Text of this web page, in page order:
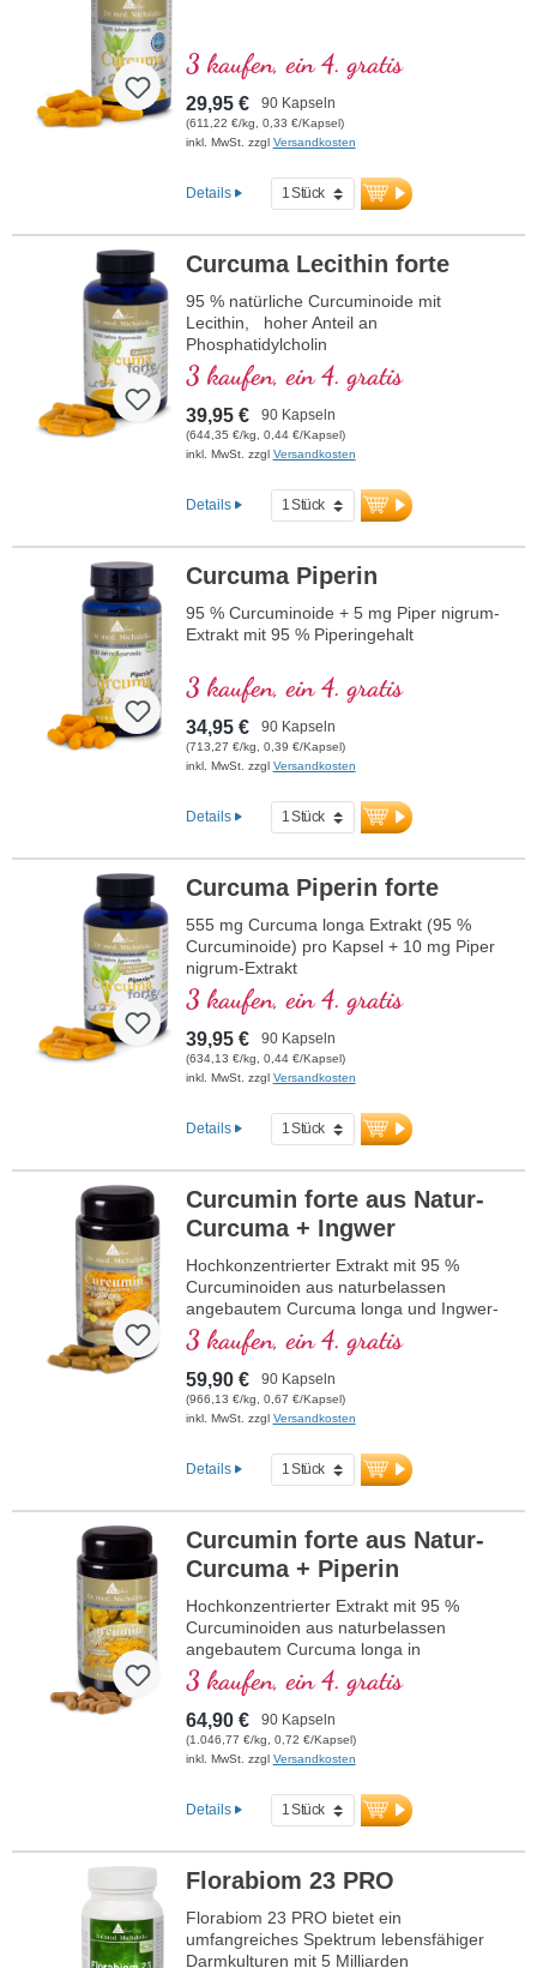
3 kaufen, ein 4. gratis
29,95 € 90 Kapseln
(611,22 €/kg, 0,33 €/Kapsel)
inkl. MwSt. zzgl Versandkosten
Details
Curcuma Lecithin forte
95 % natürliche Curcuminoide mit
Lecithin, hoher Anteil an
Phosphatidylcholin
3 kaufen, ein 4. gratis
39,95 € 90 Kapseln
(644,35 €/kg, 0,44 €/Kapsel)
inkl. MwSt. zzgl Versandkosten
Details
Curcuma Piperin
95 % Curcuminoide + 5 mg Piper nigrum-
Extrakt mit 95 % Piperingehalt
3 kaufen, ein 4. gratis
34,95 € 90 Kapseln
(713,27 €/kg, 0,39 €/Kapsel)
inkl. MwSt. zzgl Versandkosten
Details
Curcuma Piperin forte
555 mg Curcuma longa Extrakt (95 %
Curcuminoide) pro Kapsel + 10 mg Piper
nigrum-Extrakt
3 kaufen, ein 4. gratis
39,95 € 90 Kapseln
(634,13 €/kg, 0,44 €/Kapsel)
inkl. MwSt. zzgl Versandkosten
Details
Curcumin forte aus Natur-
Curcuma + Ingwer
Hochkonzentrierter Extrakt mit 95 %
Curcuminoiden aus naturbelassen
angebautem Curcuma longa und Ingwer-
Extrakt aus ebenfalls naturbelassenem
Anbau, im hochwertigen Violettglas.
3 kaufen, ein 4. gratis
59,90 € 90 Kapseln
(966,13 €/kg, 0,67 €/Kapsel)
inkl. MwSt. zzgl Versandkosten
Details
Curcumin forte aus Natur-
Curcuma + Piperin
Hochkonzentrierter Extrakt mit 95 %
Curcuminoiden aus naturbelassen
angebautem Curcuma longa in
Kombination mit Schwarzpfefferextrakt,
ebenfalls aus naturbelassenem Anbau, im
hochwertigen Violettglas.
3 kaufen, ein 4. gratis
64,90 € 90 Kapseln
(1.046,77 €/kg, 0,72 €/Kapsel)
inkl. MwSt. zzgl Versandkosten
Details
Florabiom 23 PRO
Florabiom 23 PRO bietet ein
umfangreiches Spektrum lebensfähiger
Darmkulturen mit 5 Milliarden